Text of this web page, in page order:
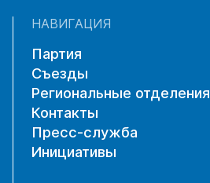
НАВИГАЦИЯ
Партия
Съезды
Региональные отделения
Контакты
Пресс-служба
Инициативы